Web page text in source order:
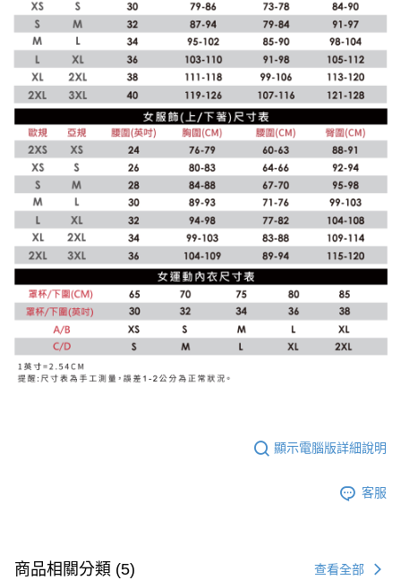
顯示電腦版詳細說明
客服
商品相關分類 (5) 查看全部